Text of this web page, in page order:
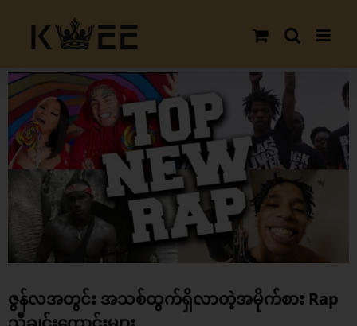
content
View
Larger
Image
ဇွန်လအတွင်း အသစ်ထွက်ရှိလာတဲ့အမိုက်စား Rap